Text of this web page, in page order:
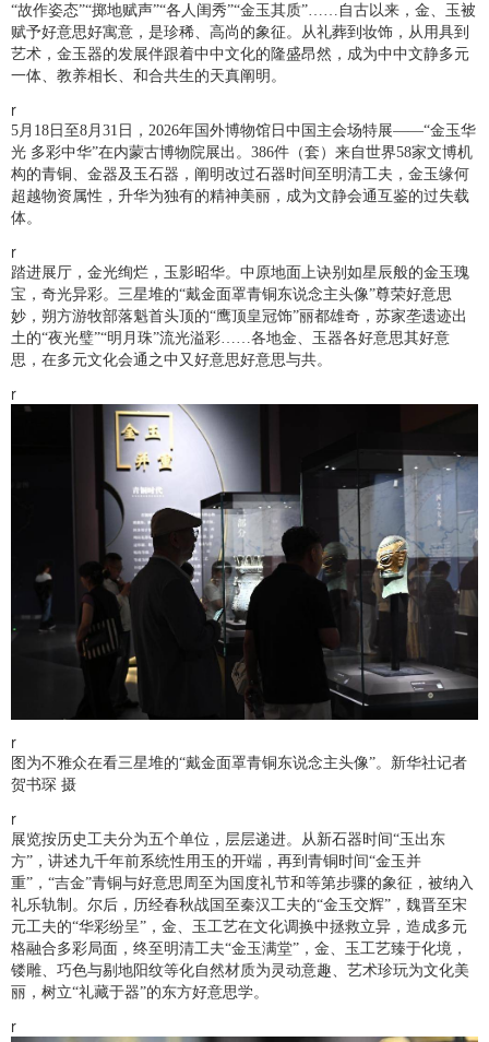
“故作姿态”“掷地赋声”“各人闺秀”“金玉其质”……自古以来，金、玉被
赋予好意思好寓意，是珍稀、高尚的象征。从礼葬到妆饰，从用具到
艺术，金玉器的发展伴跟着中中文化的隆盛昂然，成为中中文静多元
一体、教养相长、和合共生的天真阐明。
r
5月18日至8月31日，2026年国外博物馆日中国主会场特展——“金玉华
光 多彩中华”在内蒙古博物院展出。386件（套）来自世界58家文博机
构的青铜、金器及玉石器，阐明改过石器时间至明清工夫，金玉缘何
超越物资属性，升华为独有的精神美丽，成为文静会通互鉴的过失载
体。
r
踏进展厅，金光绚烂，玉影昭华。中原地面上诀别如星辰般的金玉瑰
宝，奇光异彩。三星堆的“戴金面罩青铜东说念主头像”尊荣好意思
妙，朔方游牧部落魁首头顶的“鹰顶皇冠饰”丽都雄奇，苏家垄遗迹出
土的“夜光璧”“明月珠”流光溢彩……各地金、玉器各好意思其好意
思，在多元文化会通之中又好意思好意思与共。
r
r
图为不雅众在看三星堆的“戴金面罩青铜东说念主头像”。新华社记者
贺书琛 摄
r
展览按历史工夫分为五个单位，层层递进。从新石器时间“玉出东
方”，讲述九千年前系统性用玉的开端，再到青铜时间“金玉并
重”，“吉金”青铜与好意思周至为国度礼节和等第步骤的象征，被纳入
礼乐轨制。尔后，历经春秋战国至秦汉工夫的“金玉交辉”，魏晋至宋
元工夫的“华彩纷呈”，金、玉工艺在文化调换中拯救立异，造成多元
格融合多彩局面，终至明清工夫“金玉满堂”，金、玉工艺臻于化境，
镂雕、巧色与剔地阳纹等化自然材质为灵动意趣、艺术珍玩为文化美
丽，树立“礼藏于器”的东方好意思学。
r